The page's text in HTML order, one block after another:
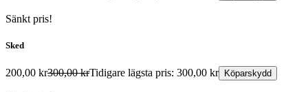
Sänkt pris!
Sked
200,00 kr300,00krTidigare lägsta pris: 300,00 kr Köparskydd